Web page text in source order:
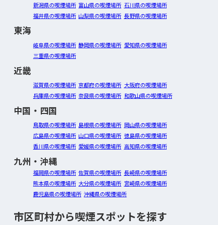
新潟県の喫煙場所 富山県の喫煙場所 石川県の喫煙場所
福井県の喫煙場所 山梨県の喫煙場所 長野県の喫煙場所
東海
岐阜県の喫煙場所 静岡県の喫煙場所 愛知県の喫煙場所
三重県の喫煙場所
近畿
滋賀県の喫煙場所 京都府の喫煙場所 大阪府の喫煙場所
兵庫県の喫煙場所 奈良県の喫煙場所 和歌山県の喫煙場所
中国・四国
鳥取県の喫煙場所 島根県の喫煙場所 岡山県の喫煙場所
広島県の喫煙場所 山口県の喫煙場所 徳島県の喫煙場所
香川県の喫煙場所 愛媛県の喫煙場所 高知県の喫煙場所
九州・沖縄
福岡県の喫煙場所 佐賀県の喫煙場所 長崎県の喫煙場所
熊本県の喫煙場所 大分県の喫煙場所 宮崎県の喫煙場所
鹿児島県の喫煙場所 沖縄県の喫煙場所
市区町村から喫煙スポットを探す